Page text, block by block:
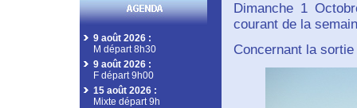
9 août 2026 :
M départ 8h30
9 août 2026 :
F départ 9h00
15 août 2026 :
Mixte départ 9h
Dimanche 1
courant de la
Concernant la